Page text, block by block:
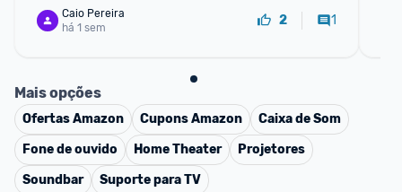
Caio Pereira
há 1 sem
2 1
Mais opções
OfertasAmazon CuponsAmazon
Caixa de Som
Fone de ouvido
Home Theater
Projetores
Soundbar
Suporte para TV